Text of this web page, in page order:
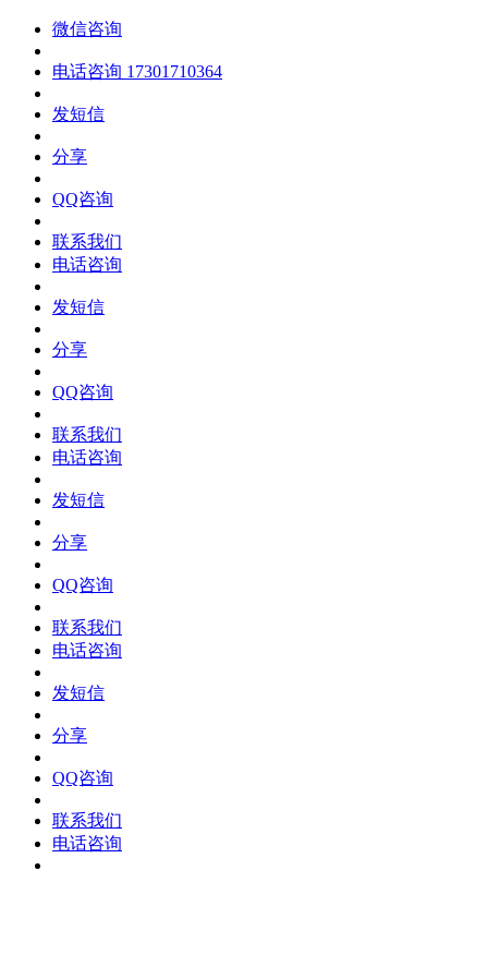
微信咨询
电话咨询 17301710364
发短信
分享
QQ咨询
联系我们
电话咨询
发短信
分享
QQ咨询
联系我们
电话咨询
发短信
分享
QQ咨询
联系我们
电话咨询
发短信
分享
QQ咨询
联系我们
电话咨询